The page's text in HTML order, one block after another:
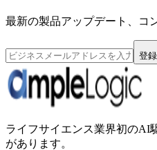
最新の製品アップデート、コ
登
ライフサイエンス業界初のAI
があります。